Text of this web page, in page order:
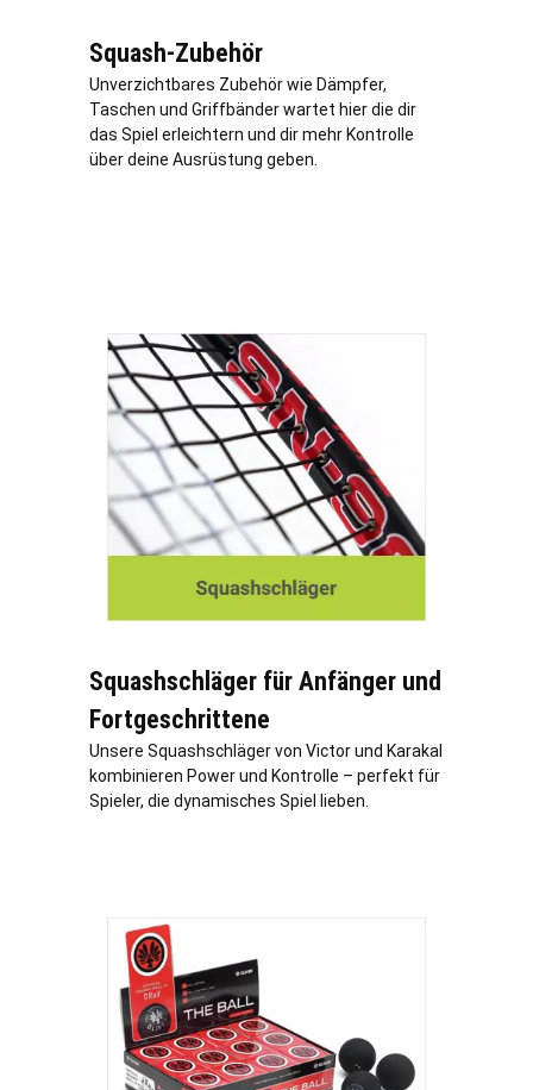
Squash-Zubehör
Unverzichtbares Zubehör wie Dämpfer,
Taschen und Griffbänder wartet hier die dir
das Spiel erleichtern und dir mehr Kontrolle
über deine Ausrüstung geben.
Squashschläger für Anfänger und
Fortgeschrittene
Unsere Squashschläger von Victor und Karakal
kombinieren Power und Kontrolle – perfekt für
Spieler, die dynamisches Spiel lieben.